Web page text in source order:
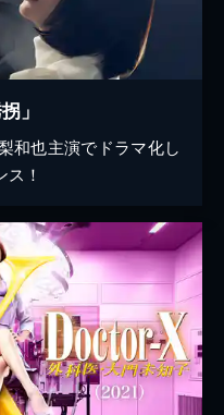
」
和也主演でドラマ化し
！